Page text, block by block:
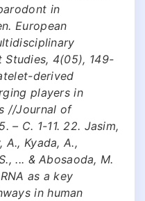
in
European
Studies, 4(05), 149-
derived
players in
//Journal of
– С. 1-11. 22. Jasim,
A., Kyada, A.,
... & Abosaoda, M.
as a key
in human